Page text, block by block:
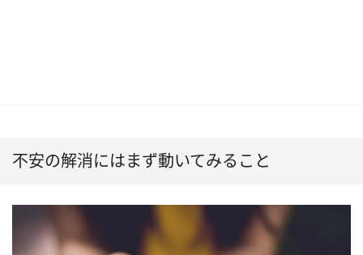
不安の解消にはまず動いてみること